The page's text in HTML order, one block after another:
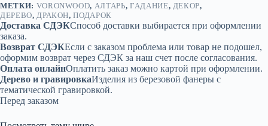
МЕТКИ: VORONWOOD, АЛТАРЬ, ГАДАНИЕ, ДЕКОР,
ДЕРЕВО, ДРАКОН,ПОДАРОК
Доставка СДЭКСпособ доставки выбирается при оформлении
заказа.
Возврат СДЭКЕсли с заказом проблема или товар не подошел,
оформим возврат через СДЭК за наш счет после согласования.
Оплата онлайнОплатить заказ можно картой при оформлении.
Дерево и гравировкаИзделия из березовой фанеры с
тематической гравировкой.
Перед заказом